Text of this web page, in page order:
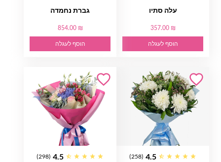
עלה סתיו
357.00 ₪
הוסף לעגלה
גברת נחמדה
854.00 ₪
הוסף לעגלה
4.5
(258)
4.5
(298)